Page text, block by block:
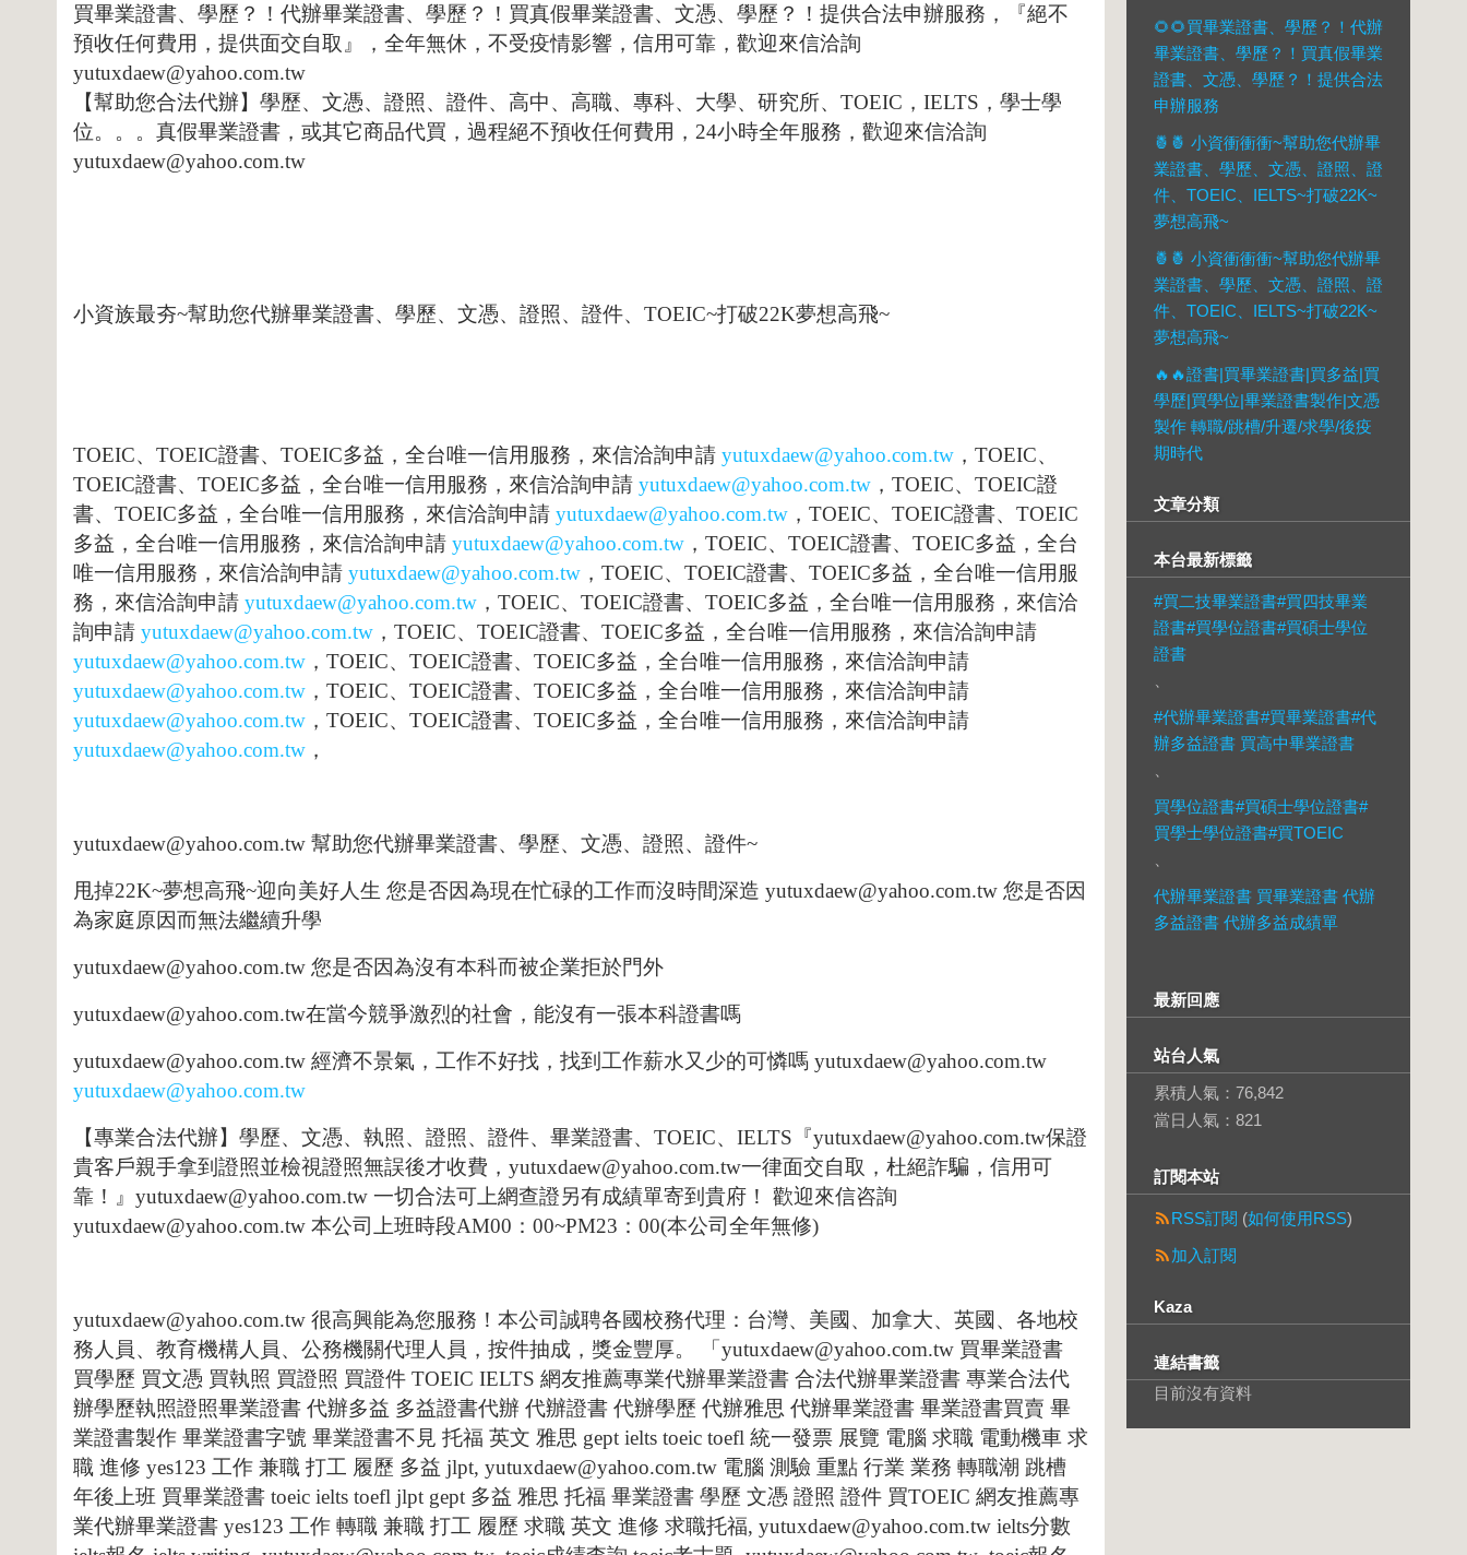
買畢業證書、學歷？！代辦畢業證書、學歷？！買真假畢業證書、文憑、學歷？！提供合法申辦服務，『絕不
預收任何費用，提供面交自取』，全年無休，不受疫情影響，信用可靠，歡迎來信洽詢
yutuxdaew@yahoo.com.tw
【幫助您合法代辦】學歷、文憑、證照、證件、高中、高職、專科、大學、研究所、 TOEIC ， IELTS ，學士學
位。。。真假畢業證書，或其它商品代買，過程絕不預收任何費用， 24小時全年服務，歡迎來信洽詢
yutuxdaew@yahoo.com.tw
小資族最夯~幫助您代辦畢業證書、學歷、文憑、證照、證件、 TOEIC~打破22K夢想高飛~
TOEIC、 TOEIC證書、 TOEIC多益，全台唯一信用服務，來信洽詢申請 yutuxdaew@yahoo.com.tw ， TOEIC、
TOEIC證書、 TOEIC多益，全台唯一信用服務，來信洽詢申請 yutuxdaew@yahoo.com.tw ， TOEIC、 TOEIC證
書、 TOEIC多益，全台唯一信用服務，來信洽詢申請 yutuxdaew@yahoo.com.tw ， TOEIC、 TOEIC證書、 TOEIC
多益，全台唯一信用服務，來信洽詢申請 yutuxdaew@yahoo.com.tw ， TOEIC、 TOEIC證書、 TOEIC多益，全台
唯一信用服務，來信洽詢申請 yutuxdaew@yahoo.com.tw ， TOEIC、 TOEIC證書、 TOEIC多益，全台唯一信用服
務，來信洽詢申請 yutuxdaew@yahoo.com.tw ， TOEIC、 TOEIC證書、 TOEIC多益，全台唯一信用服務，來信洽
詢申請 yutuxdaew@yahoo.com.tw ， TOEIC、 TOEIC證書、 TOEIC多益，全台唯一信用服務，來信洽詢申請
yutuxdaew@yahoo.com.tw ， TOEIC、 TOEIC證書、 TOEIC多益，全台唯一信用服務，來信洽詢申請
yutuxdaew@yahoo.com.tw ， TOEIC、 TOEIC證書、 TOEIC多益，全台唯一信用服務，來信洽詢申請
yutuxdaew@yahoo.com.tw ， TOEIC、 TOEIC證書、 TOEIC多益，全台唯一信用服務，來信洽詢申請
yutuxdaew@yahoo.com.tw ，
yutuxdaew@yahoo.com.tw 幫助您代辦畢業證書、學歷、文憑、證照、證件~
甩掉22K~夢想高飛~迎向美好人生 您是否因為現在忙碌的工作而沒時間深造 yutuxdaew@yahoo.com.tw 您是否因
為家庭原因而無法繼續升學
yutuxdaew@yahoo.com.tw 您是否因為沒有本科而被企業拒於門外
yutuxdaew@yahoo.com.tw在當今競爭激烈的社會，能沒有一張本科證書嗎
yutuxdaew@yahoo.com.tw 經濟不景氣，工作不好找，找到工作薪水又少的可憐嗎 yutuxdaew@yahoo.com.tw
yutuxdaew@yahoo.com.tw
【專業合法代辦】學歷、文憑、執照、證照、證件、畢業證書、 TOEIC、 IELTS 『yutuxdaew@yahoo.com.tw保證
貴客戶親手拿到證照並檢視證照無誤後才收費， yutuxdaew@yahoo.com.tw一律面交自取，杜絕詐騙，信用可
靠！』 yutuxdaew@yahoo.com.tw 一切合法可上網查證另有成績單寄到貴府！
歡迎來信咨詢
yutuxdaew@yahoo.com.tw 本公司上班時段AM00 ： 00~PM23 ： 00(本公司全年無修)
yutuxdaew@yahoo.com.tw 很高興能為您服務！本公司誠聘各國校務代理：台灣、美國、加拿大、英國、各地校
務人員、教育機構人員、公務機關代理人員，按件抽成，獎金豐厚。
「 yutuxdaew@yahoo.com.tw 買畢業證書
買學歷 買文憑 買執照 買證照 買證件 TOEIC IELTS 網友推薦專業代辦畢業證書 合法代辦畢業證書 專業合法代
辦學歷執照證照畢業證書 代辦多益 多益證書代辦 代辦證書 代辦學歷 代辦雅思 代辦畢業證書 畢業證書買賣 畢
業證書製作 畢業證書字號 畢業證書不見 托福 英文 雅思 gept ielts toeic toefl 統一發票 展覽 電腦 求職 電動機車 求
職 進修 yes123 工作 兼職 打工 履歷 多益 jlpt, yutuxdaew@yahoo.com.tw 電腦 測驗 重點 行業 業務 轉職潮 跳槽
年後上班 買畢業證書 toeic ielts toefl jlpt gept 多益 雅思 托福 畢業證書 學歷 文憑 證照 證件 買TOEIC 網友推薦專
業代辦畢業證書 yes123 工作 轉職 兼職 打工 履歷 求職 英文 進修 求職托福, yutuxdaew@yahoo.com.tw ielts分數
🌻🌻買畢業證書、學歷？！代辦
畢業證書、學歷？！買真假畢業
證書、文憑、學歷？！提供合法
申辦服務
🍍🍍 小資衝衝衝~幫助您代辦畢
業證書、學歷、文憑、證照、證
件、TOEIC、IELTS~打破22K~
夢想高飛~
🍍🍍 小資衝衝衝~幫助您代辦畢
業證書、學歷、文憑、證照、證
件、TOEIC、IELTS~打破22K~
夢想高飛~
🔥🔥證書|買畢業證書|買多益|買
學歷|買學位|畢業證書製作|文憑
製作 轉職/跳槽/升遷/求學/後疫
期時代
文章分類
本台最新標籤
#買二技畢業證書#買四技畢業
證書#買學位證書#買碩士學位
證書
#代辦畢業證書#買畢業證書#代
辦多益證書 買高中畢業證書
買學位證書#買碩士學位證書#
買學士學位證書#買TOEIC
代辦畢業證書 買畢業證書 代辦
多益證書 代辦多益成績單
最新回應
站台人氣
累積人氣： 76,842
當日人氣： 821
訂閱本站
RSS訂閱 (如何使用RSS)
加入訂閱
Kaza
連結書籤
目前沒有資料